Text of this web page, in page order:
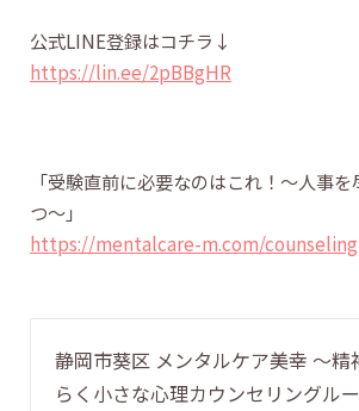
公式LINE登録はコチラ↓
https://lin.ee/2pBBgHR
「受験直前に必要なのはこれ！〜人事
つ〜」
https://mentalcare-m.com/
静岡市葵区 メンタルケア美幸 〜精
らく小さな心理カウンセリングル